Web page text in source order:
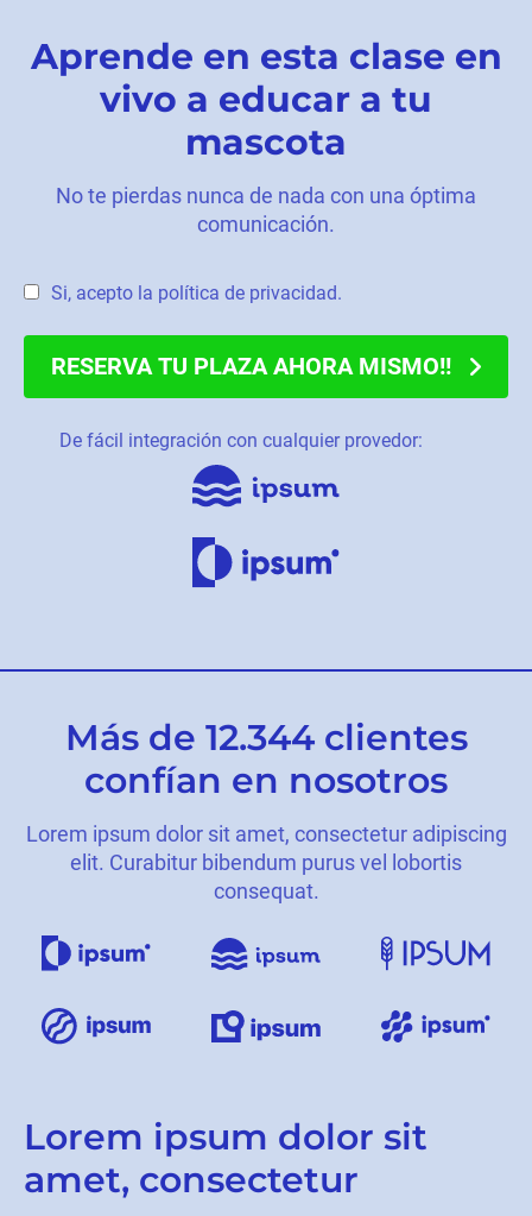
Aprende en esta clase en
vivo a educar a tu
mascota
No te pierdas nunca de nada con una óptima
comunicación.
Si, acepto la política de privacidad.
RESERVA TU PLAZA AHORA MISMO!!
De fácil integración con cualquier provedor:
Más de 12.344 clientes
confían en nosotros
Lorem ipsum dolor sit amet, consectetur adipiscing
elit. Curabitur bibendum purus vel lobortis
consequat.
Lorem ipsum dolor sit
amet, consectetur